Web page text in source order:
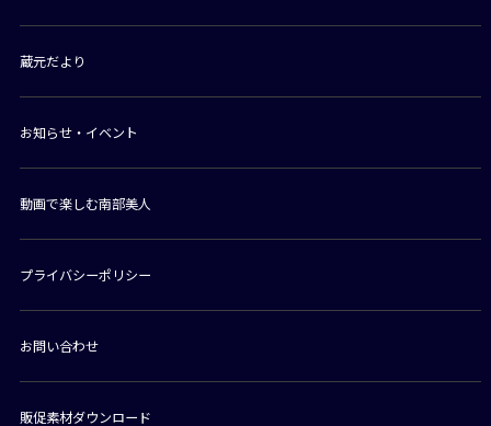
蔵元だより
お知らせ・イベント
動画で楽しむ南部美人
プライバシーポリシー
お問い合わせ
販促素材ダウンロード